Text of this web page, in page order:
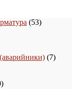
5353
77
10